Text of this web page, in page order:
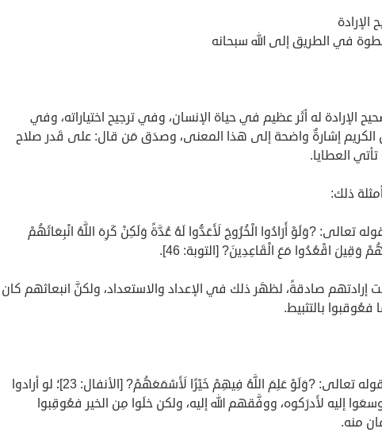
الإرادة
في الطريق إلى الله سبحانه
الإرادة له أثَر عظيم في حياة الإنسان، وفي ترجيح اختياراته، وفي
الكريم إشارةٌ واضحة إلى هذا المعنى، وصدَق مَن قال: على قَدر صلاح
تأتي العطايا.
ذلك:
تعالى: ?وَلَوْ أَرَادُوا الْخُرُوجَ لَأَعَدُّوا لَهُ عُدَّةً وَلَكِنْ كَرِهَ اللَّهُ انْبِعَاثَهُمْ
وَقِيلَ اقْعُدُوا مَعَ الْقَاعِدِينَ? [التوبة: 46].
إرادتهم صادقةً، لظهَر ذلك في الإعداد والاستعداد، ولكنَّ انبعاثهم كان
فعُوقبوا بالتثبيط.
ثانيًا: قوله تعالى: ?وَلَوْ عَلِمَ اللَّهُ فِيهِمْ خَيْرًا لَأَسْمَعَهُمْ? [الأنفال: 23]؛ لو أرادوا
وسعَوا إليه لأَدرَكوه، ووفَّقهم الله إليه، ولكن خلَوا مِن الخير فعُوقِبوا
منه.